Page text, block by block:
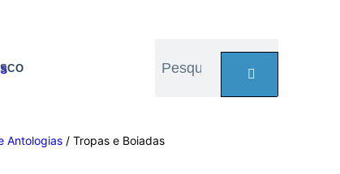
Antologias / Tropas e Boiadas